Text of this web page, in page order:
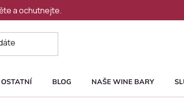
a ochutnejte.
OSTATNÍ BLOG NAŠE WINE BARY